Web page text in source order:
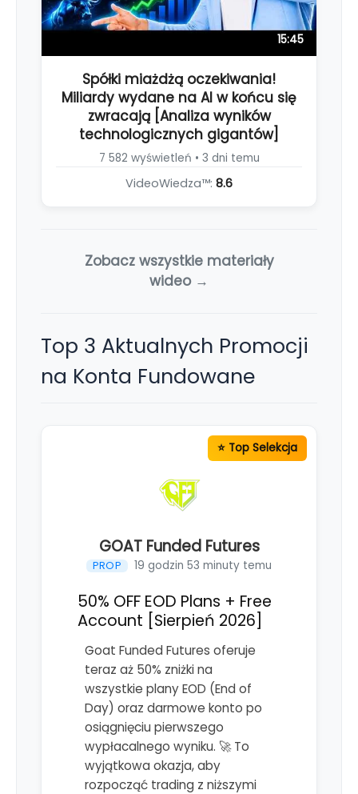
15:45
Spółki miażdżą oczekiwania!
Miliardy wydane na AI w końcu się
zwracają [Analiza wyników
technologicznych gigantów]
7 582 wyświetleń • 3 dni temu
VideoWiedza™: 8.6
Zobacz wszystkie materiały
wideo →
Top 3 Aktualnych Promocji
na Konta Fundowane
GOAT Funded Futures
PROP 19 godzin 53 minuty temu
50% OFF EOD Plans + Free
Account [Sierpień 2026]
Goat Funded Futures oferuje
teraz aż 50% zniżki na
wszystkie plany EOD (End of
Day) oraz darmowe konto po
osiągnięciu pierwszego
wypłacalnego wyniku. 🚀 To
wyjątkowa okazja, aby
rozpocząć trading z niższymi